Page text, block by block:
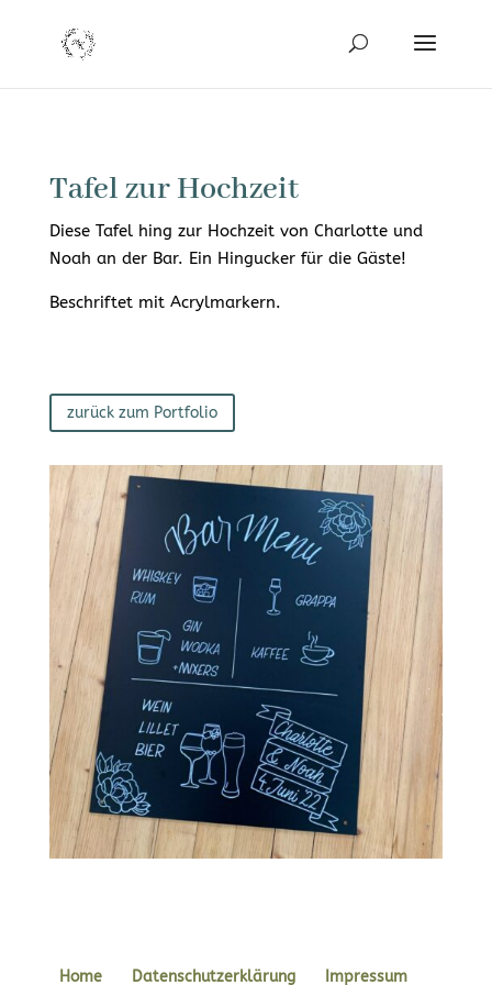
Tafel zur Hochzeit
Diese Tafel hing zur Hochzeit von Charlotte und
Noah an der Bar. Ein Hingucker für die Gäste!
Beschriftet mit Acrylmarkern.
zurück zum Portfolio
Home Datenschutzerklärung Impressum